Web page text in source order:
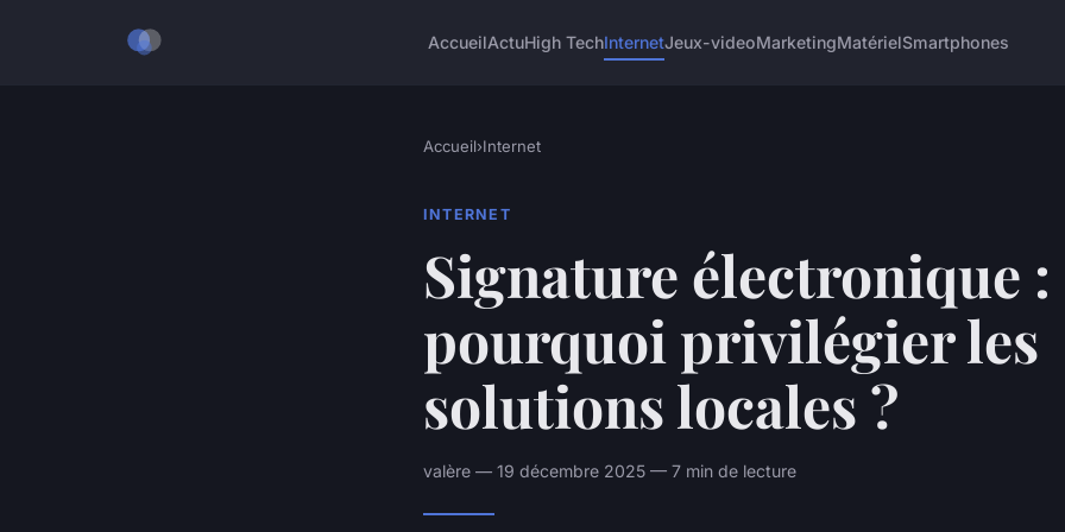
AccueilActuHigh TechInternetJeux-videoMarketingMatérielSmartphones
Accueil›Internet
INTERNET
Signature électronique :
pourquoi privilégier les
solutions locales ?
valère — 19 décembre 2025 — 7 min de lecture